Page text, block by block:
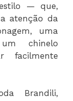
— que,
atenção da
uma
chinelo
facilmente
Brandili,